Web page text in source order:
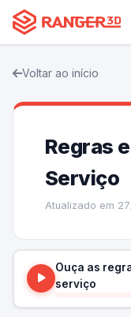
Voltar ao início
Regras
Serviço
Atualizado em
Ouça as
serviço